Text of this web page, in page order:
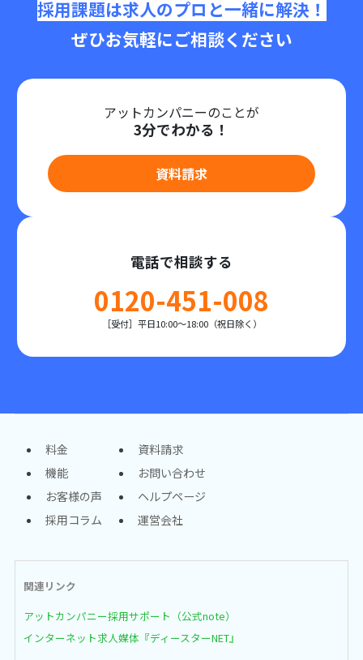
採用課題は求人のプロと一緒に解決！
ぜひお気軽にご相談ください
アットカンパニーのことが
3分でわかる！
資料請求
電話で相談する
0120-451-008
［受付］平日10:00～18:00（祝日除く）
料金
機能
お客様の声
採用コラム
資料請求
お問い合わせ
ヘルプページ
運営会社
関連リンク
アットカンパニー採用サポート（公式note）
インターネット求人媒体『ディースターNET』